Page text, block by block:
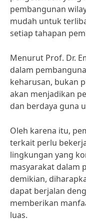
pembangunan
mudah untuk
setiap tahapan
Menurut Prof. Dr.
dalam
keharusan, bukan
akan menjadikan
dan berdaya guna
Oleh karena itu,
terkait perlu
lingkungan yang
masyarakat dalam
demikian,
dapat berjalan
memberikan
luas.